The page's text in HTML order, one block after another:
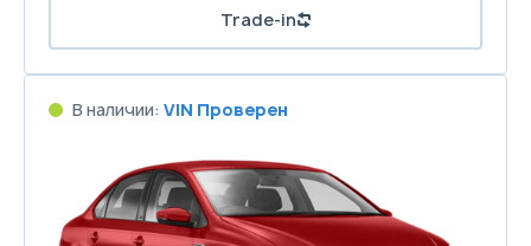
Trade-in
В наличии: VIN Проверен